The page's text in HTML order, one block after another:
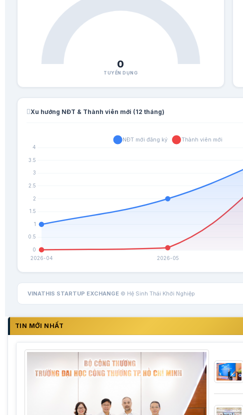
0
TUYỂN DỤNG
Xu hướng NĐT & Thành viên mới (12 tháng)
VINATHIS STARTUP EXCHANGE © Hệ Sinh Thái Khởi Nghiệp
TIN MỚI NHẤT